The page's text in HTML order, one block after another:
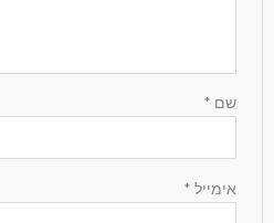
שם*
אימייל*